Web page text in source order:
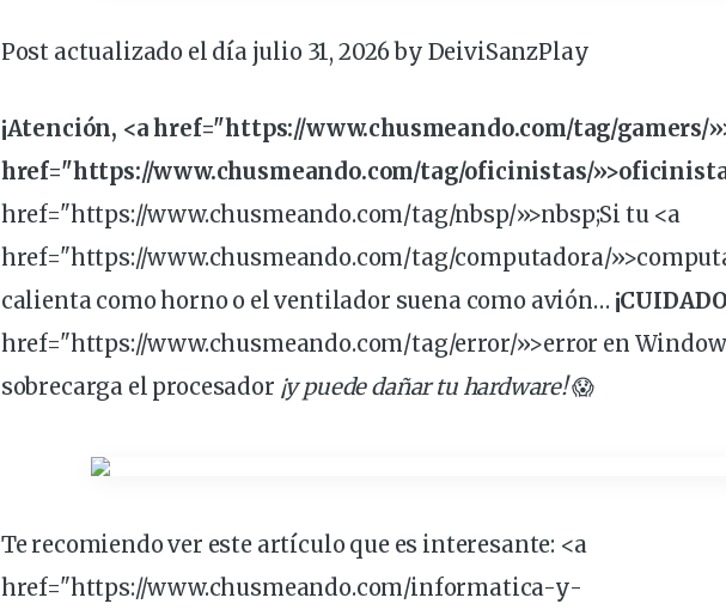
Post actualizado el día julio 31, 2026 by DeiviSanzPlay
¡Atención, <a href="https://www.chusmeando.com/tag/gamers/
href="https://www.chusmeando.com/tag/oficinistas/
href="https://www.chusmeando.com/tag/nbsp/»>nbsp;Si tu <a
href="https://www.chusmeando.com/tag/computadora/
calientacomohornoo elventilador suenacomo avión…
href="https://www.chusmeando.com/tag/error/»>error en
sobrecarga el procesador ¡ypuede dañartu hardware!😱
Te recomiendo ver este artículo que es interesante: <a
href="https://www.chusmeando.com/informatica-y-